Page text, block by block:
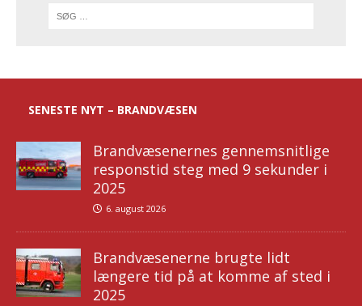
SENESTE NYT – BRANDVÆSEN
Brandvæsenernes gennemsnitlige
responstid steg med 9 sekunder i
2025
6. august 2026
Brandvæsenerne brugte lidt
længere tid på at komme af sted i
2025